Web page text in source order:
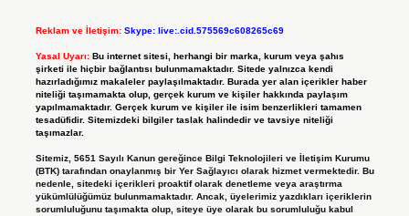
Reklam ve İletişim: Skype: live:.cid.575569c608265c69
Yasal Uyarı: Bu internet sitesi, herhangi bir marka, kurum veya şahıs
şirketi ile hiçbir bağlantısı bulunmamaktadır. Sitede yalnızca kendi
hazırladığımız makaleler paylaşılmaktadır. Burada yer alan içerikler haber
niteliği taşımamakta olup, gerçek kurum ve kişiler hakkında paylaşım
yapılmamaktadır. Gerçek kurum ve kişiler ile isim benzerlikleri tamamen
tesadüfidir. Sitemizdeki bilgiler taslak halindedir ve tavsiye niteliği
taşımazlar.
Sitemiz, 5651 Sayılı Kanun gereğince Bilgi Teknolojileri ve İletişim Kurumu
(BTK) tarafından onaylanmış bir Yer Sağlayıcı olarak hizmet vermektedir. Bu
nedenle, sitedeki içerikleri proaktif olarak denetleme veya araştırma
yükümlülüğümüz bulunmamaktadır. Ancak, üyelerimiz yazdıkları içeriklerin
sorumluluğunu taşımakta olup, siteye üye olarak bu sorumluluğu kabul